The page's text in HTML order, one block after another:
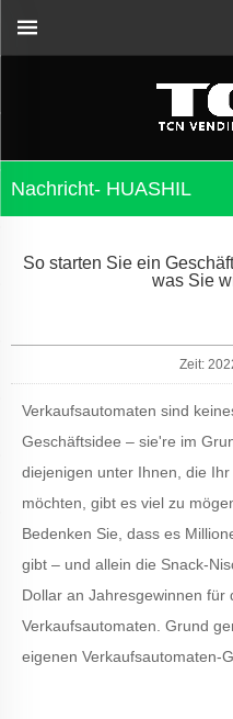
Nachricht- HUASHIL
So starten Sie ein
was Sie
Zeit:
Verkaufsautomaten sind
Geschäftsidee – sie're im
diejenigen unter Ihnen, die
möchten, gibt es viel zu
Bedenken Sie, dass es
gibt – und allein die Snack-
Dollar an Jahresgewinnen für
Verkaufsautomaten. Grund
eigenen Verkaufsautomaten-
Anleitung und